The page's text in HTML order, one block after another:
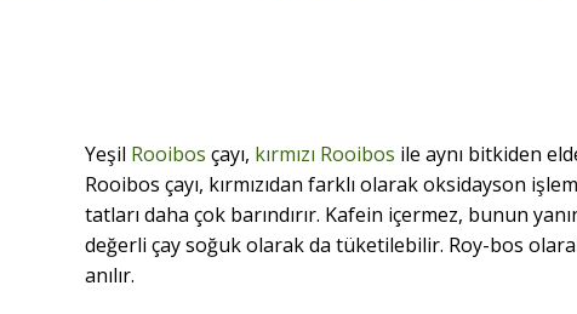
Yeşil Rooibos çayı, kırmızı Rooibos ile aynı bitkiden
Rooibos çayı, kırmızıdan farklı olarak oksidayson
tatları daha çok barındırır. Kafein içermez, bunun
değerli çay soğuk olarak da tüketilebilir. Roy-bos
anılır.